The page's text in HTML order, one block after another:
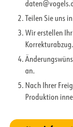
Teilen Sie uns
Wir erstellen
Korrekturabzug.
an.
Nach Ihrer
Produktion